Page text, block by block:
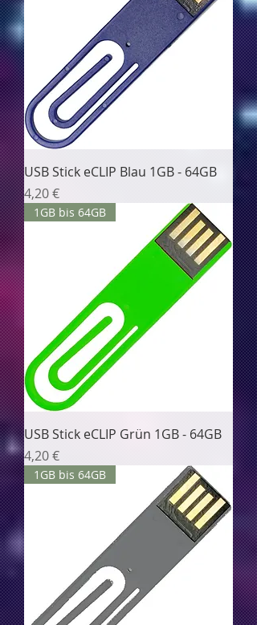
USB Stick eCLIP Blau 1GB - 64GB
Цена
4,20 €
1GB bis 64GB
USB Stick eCLIP Grün 1GB - 64GB
Цена
4,20 €
1GB bis 64GB